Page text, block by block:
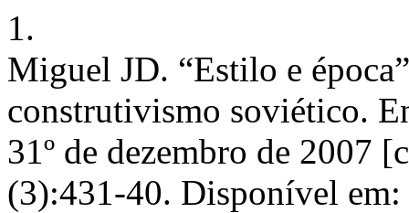
1.
Miguel JD. “Estilo e
construtivismo soviético.
31º de dezembro de 2007
(3):431-40. Disponível em: